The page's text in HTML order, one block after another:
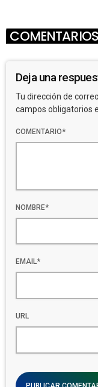
Deja una
Tu dirección de
campos obligatorios
COMENTARIO*
NOMBRE*
EMAIL*
URL